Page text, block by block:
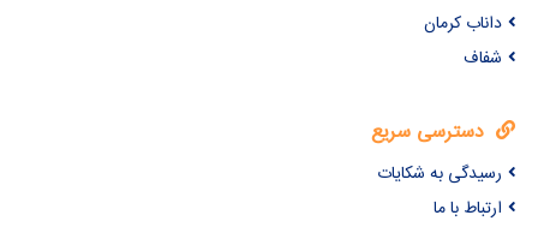
داناب کرمان
شفاف
دسترسی سریع
رسیدگی به شکایات
ارتباط با ما